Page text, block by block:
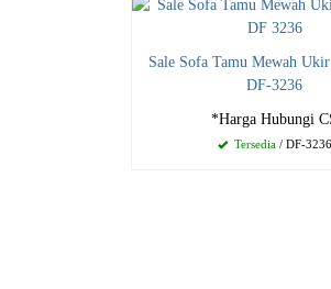
Sale Sofa Tamu Mewah
DF-3236
*Harga Hubungi
Tersedia/ DF-3236